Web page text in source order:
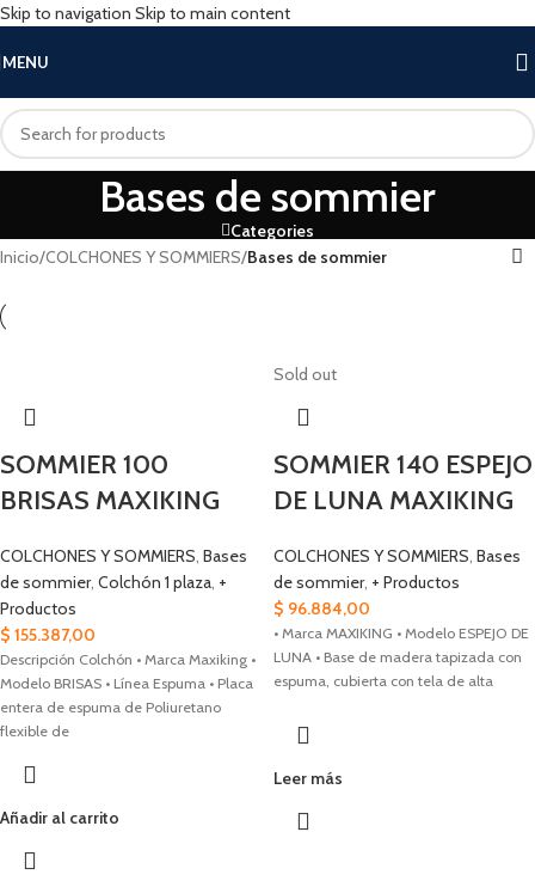
Skip to navigation Skip to main content
MENU
Bases de sommier
Categories
Inicio/COLCHONES Y SOMMIERS/Bases de sommier
SOMMIER 100
BRISAS MAXIKING
COLCHONES Y SOMMIERS, Bases
de sommier, Colchón 1 plaza, +
Productos
$ 155.387,00
Descripción Colchón • Marca Maxiking •
Modelo BRISAS • Línea Espuma • Placa
entera de espuma de Poliuretano
flexible de
Añadir al carrito
Sold out
SOMMIER 140 ESPEJO
DE LUNA MAXIKING
COLCHONES Y SOMMIERS, Bases
de sommier, + Productos
$ 96.884,00
• Marca MAXIKING • Modelo ESPEJO DE
LUNA • Base de madera tapizada con
espuma, cubierta con tela de alta
Leer más